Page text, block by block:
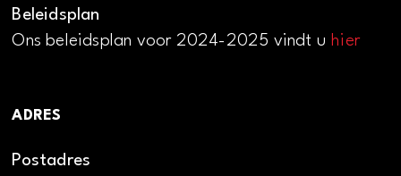
Beleidsplan
Ons beleidsplan voor 2024-2025 vindt uhier
ADRES
Postadres